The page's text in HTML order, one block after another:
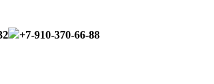
+7-910-370-66-88